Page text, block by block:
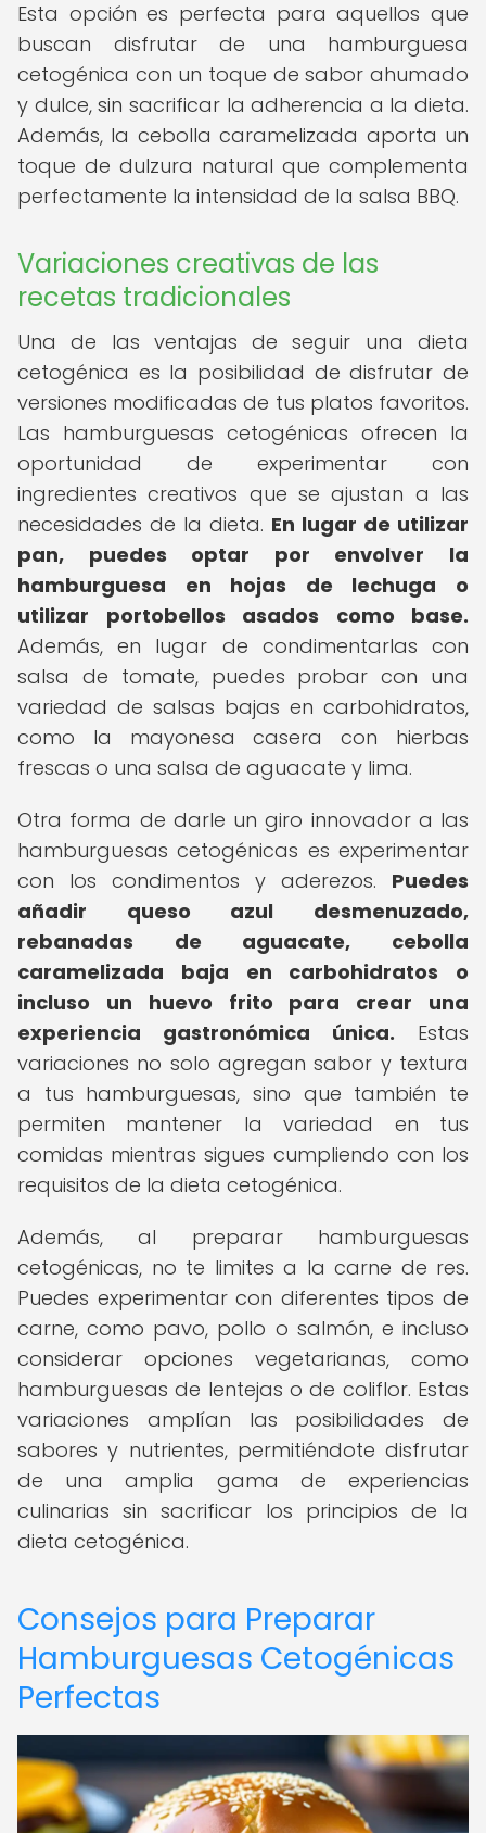
Esta opción es perfecta para aquellos que
buscan disfrutar de una hamburguesa
cetogénica con un toque de sabor ahumado
y dulce, sin sacrificar la adherencia a la dieta.
Además, la cebolla caramelizada aporta un
toque de dulzura natural que complementa
perfectamente la intensidad de la salsa BBQ.
Variaciones creativas de las
recetas tradicionales
Una de las ventajas de seguir una dieta
cetogénica es la posibilidad de disfrutar de
versiones modificadas de tus platos favoritos.
Las hamburguesas cetogénicas ofrecen la
oportunidad de experimentar con
ingredientes creativos que se ajustan a las
necesidades de la dieta. En lugar de utilizar
pan, puedes optar por envolver la
hamburguesa en hojas de lechuga o
utilizar portobellos asados como base.
Además, en lugar de condimentarlas con
salsa de tomate, puedes probar con una
variedad de salsas bajas en carbohidratos,
como la mayonesa casera con hierbas
frescas o una salsa de aguacate y lima.
Otra forma de darle un giro innovador a las
hamburguesas cetogénicas es experimentar
con los condimentos y aderezos. Puedes
añadir queso azul desmenuzado,
rebanadas de aguacate, cebolla
caramelizada baja en carbohidratos o
incluso un huevo frito para crear una
experiencia gastronómica única. Estas
variaciones no solo agregan sabor y textura
a tus hamburguesas, sino que también te
permiten mantener la variedad en tus
comidas mientras sigues cumpliendo con los
requisitos de la dieta cetogénica.
Además, al preparar hamburguesas
cetogénicas, no te limites a la carne de res.
Puedes experimentar con diferentes tipos de
carne, como pavo, pollo o salmón, e incluso
considerar opciones vegetarianas, como
hamburguesas de lentejas o de coliflor. Estas
variaciones amplían las posibilidades de
sabores y nutrientes, permitiéndote disfrutar
de una amplia gama de experiencias
culinarias sin sacrificar los principios de la
dieta cetogénica.
Consejos para Preparar
Hamburguesas Cetogénicas
Perfectas